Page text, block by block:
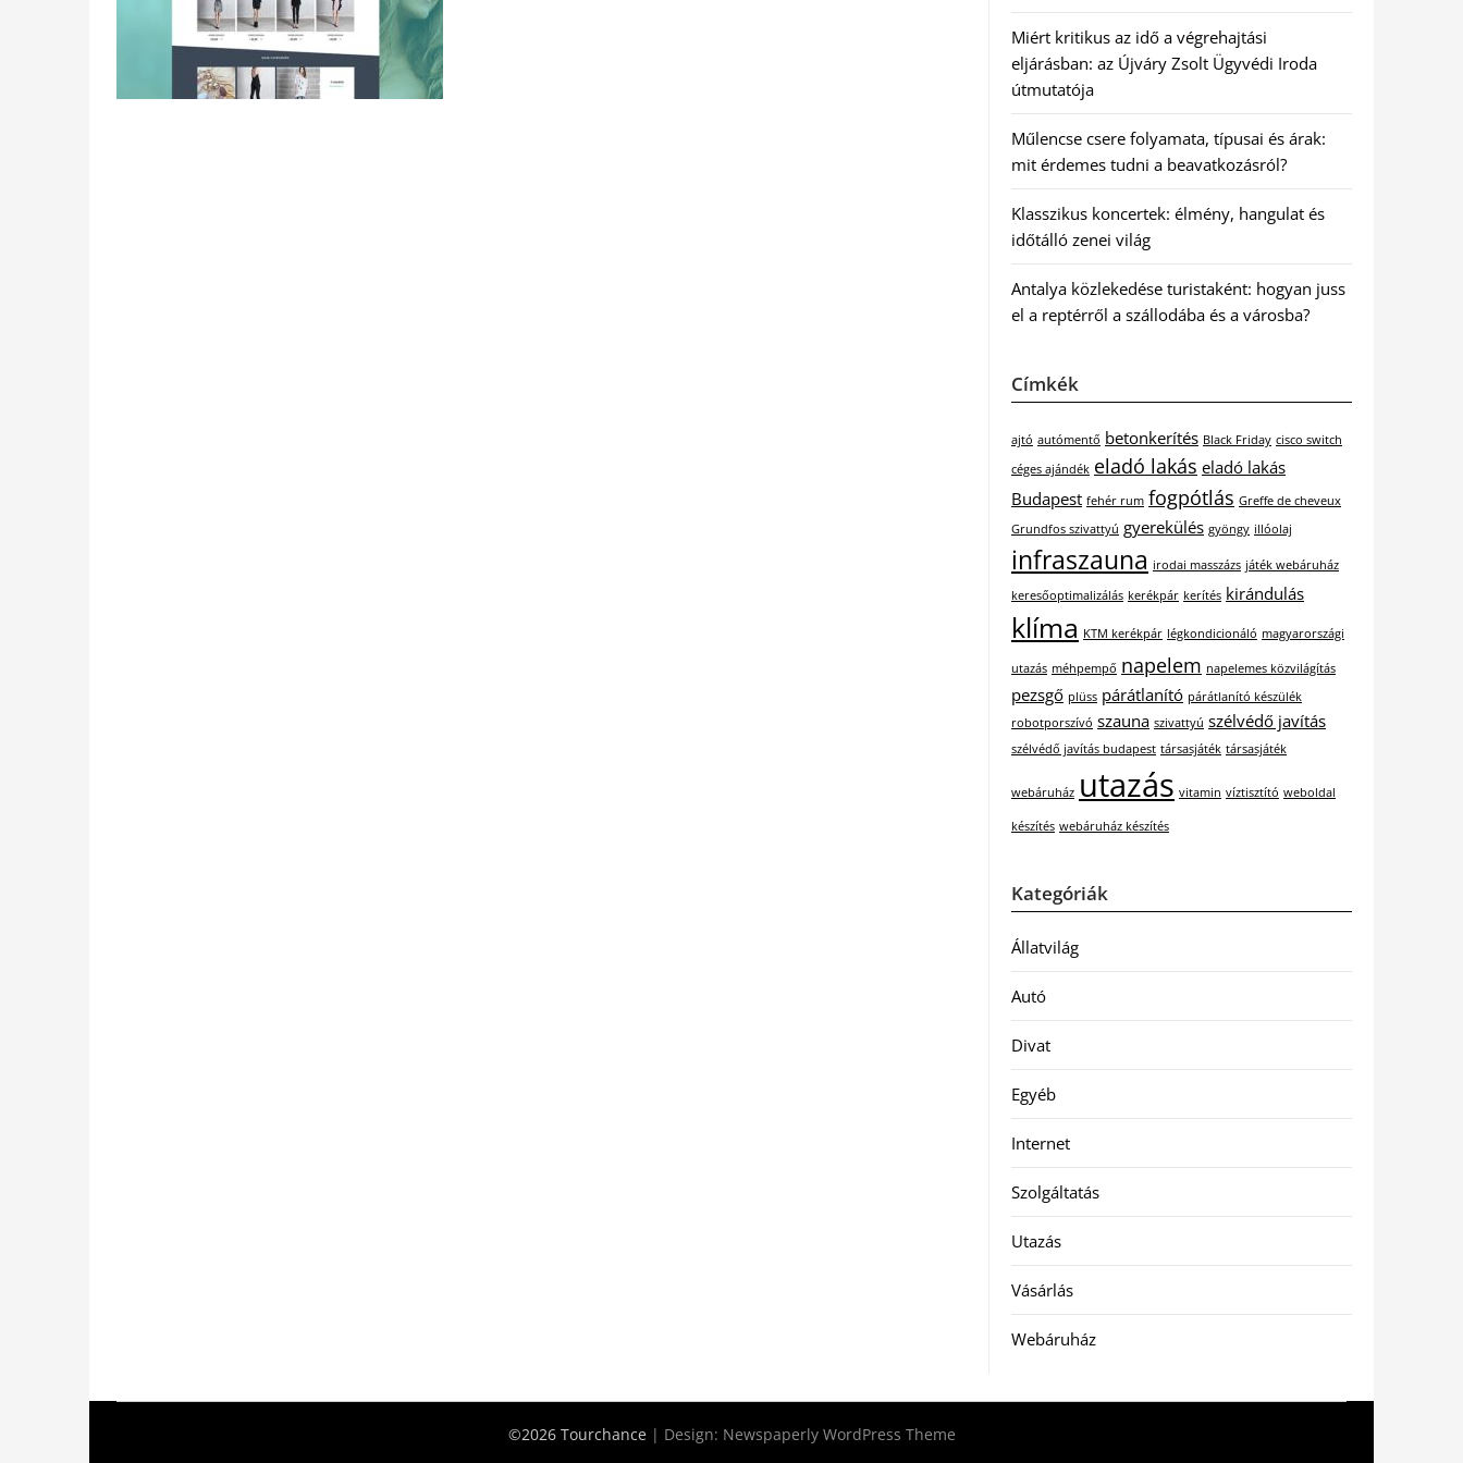
Miért kritikus az idő a végrehajtási
eljárásban: az Újváry Zsolt Ügyvédi Iroda
útmutatója
Műlencse csere folyamata, típusai és árak:
mit érdemes tudni a beavatkozásról?
Klasszikus koncertek: élmény, hangulat és
időtálló zenei világ
Antalya közlekedése turistaként: hogyan juss
el a reptérről a szállodába és a városba?
Címkék
ajtó autómentő betonkerítés Black Friday cisco switch
céges ajándék eladó lakás eladó lakás
Budapest fehér rum fogpótlás Greffe de cheveux
Grundfos szivattyú gyerekülés gyöngy illóolaj
infraszauna irodai masszázs játék webáruház
keresőoptimalizálás kerékpár kerítés kirándulás
klíma KTM kerékpár légkondicionáló magyarországi
utazás méhpempő napelem napelemes közvilágítás
pezsgő plüss párátlanító párátlanító készülék
robotporszívó szauna szivattyú szélvédő javítás
szélvédő javítás budapest társasjáték társasjáték
webáruház utazás vitamin víztisztító weboldal
készítés webáruház készítés
Kategóriák
Állatvilág
Autó
Divat
Egyéb
Internet
Szolgáltatás
Utazás
Vásárlás
Webáruház
©2026 Tourchance | Design: Newspaperly WordPress Theme